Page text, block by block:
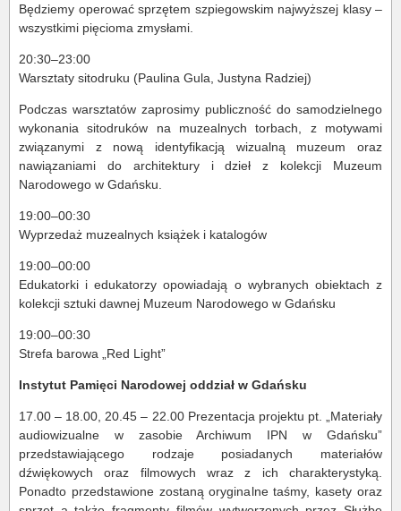
Będziemy operować sprzętem szpiegowskim najwyższej klasy –
wszystkimi pięcioma zmysłami.
20:30–23:00
Warsztaty sitodruku (Paulina Gula, Justyna Radziej)
Podczas warsztatów zaprosimy publiczność do samodzielnego
wykonania sitodruków na muzealnych torbach, z motywami
związanymi z nową identyfikacją wizualną muzeum oraz
nawiązaniami do architektury i dzieł z kolekcji Muzeum
Narodowego w Gdańsku.
19:00–00:30
Wyprzedaż muzealnych książek i katalogów
19:00–00:00
Edukatorki i edukatorzy opowiadają o wybranych obiektach z
kolekcji sztuki dawnej Muzeum Narodowego w Gdańsku
19:00–00:30
Strefa barowa „Red Light”
Instytut Pamięci Narodowej oddział w Gdańsku
17.00 – 18.00, 20.45 – 22.00 Prezentacja projektu pt. „Materiały
audiowizualne w zasobie Archiwum IPN w Gdańsku”
przedstawiającego rodzaje posiadanych materiałów
dźwiękowych oraz filmowych wraz z ich charakterystyką.
Ponadto przedstawione zostaną oryginalne taśmy, kasety oraz